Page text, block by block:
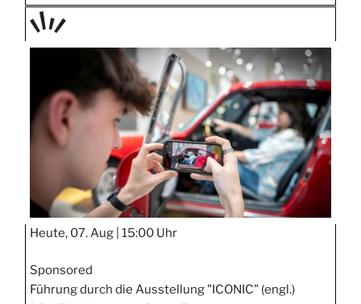
TAGE
Heute, 07. Aug | 15:00 Uhr
Sponsored
Führung durch die Ausstellung "ICONIC" (engl.)